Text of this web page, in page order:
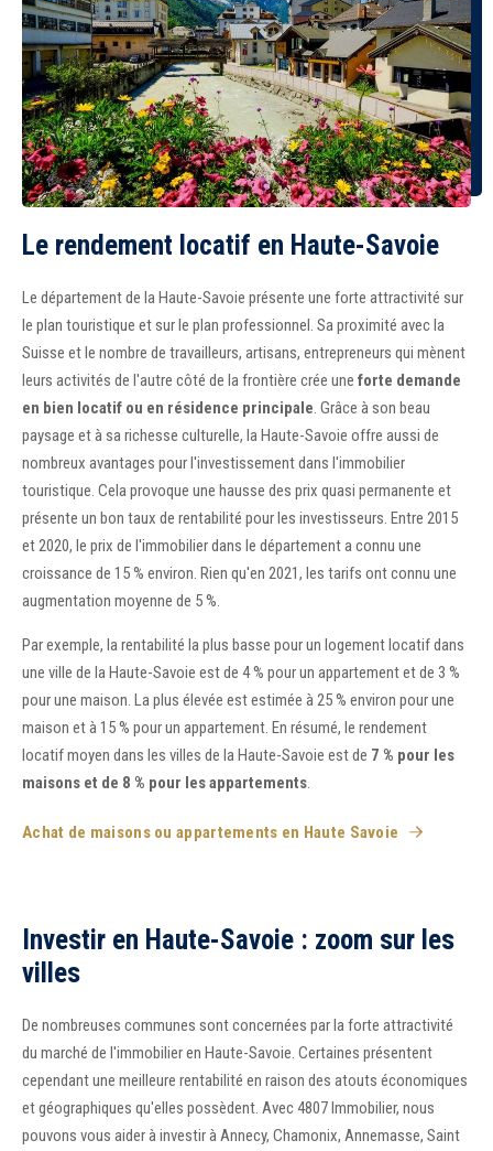
Le rendement locatif en Haute-Savoie
Le département de la Haute-Savoie présente une forte attractivité sur
le plan touristique et sur le plan professionnel. Sa proximité avec la
Suisse et le nombre de travailleurs, artisans, entrepreneurs qui mènent
leurs activités de l'autre côté de la frontière crée une forte demande
en bien locatif ou en résidence principale. Grâce à son beau
paysage et à sa richesse culturelle, la Haute-Savoie offre aussi de
nombreux avantages pour l'investissement dans l'immobilier
touristique. Cela provoque une hausse des prix quasi permanente et
présente un bon taux de rentabilité pour les investisseurs. Entre 2015
et 2020, le prix de l'immobilier dans le département a connu une
croissance de 15 % environ. Rien qu'en 2021, les tarifs ont connu une
augmentation moyenne de 5 %.
Par exemple, la rentabilité la plus basse pour un logement locatif dans
une ville de la Haute-Savoie est de 4 % pour un appartement et de 3 %
pour une maison. La plus élevée est estimée à 25 % environ pour une
maison et à 15 % pour un appartement. En résumé, le rendement
locatif moyen dans les villes de la Haute-Savoie est de 7 % pour les
maisons et de 8 % pour les appartements.
Achat de maisons ou appartements en Haute Savoie
Investir en Haute-Savoie : zoom sur les
villes
De nombreuses communes sont concernées par la forte attractivité
du marché de l'immobilier en Haute-Savoie. Certaines présentent
cependant une meilleure rentabilité en raison des atouts économiques
et géographiques qu'elles possèdent. Avec 4807 Immobilier, nous
pouvons vous aider à investir à Annecy, Chamonix, Annemasse, Saint